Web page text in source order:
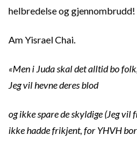
helbredelse og gjennombrudd!
Am Yisrael Chai.
«Men i Juda skal det alltid bo
Jeg vil hevne deres blod
og ikke spare de skyldige (Jeg
ikke hadde frikjent, for YHVH bor